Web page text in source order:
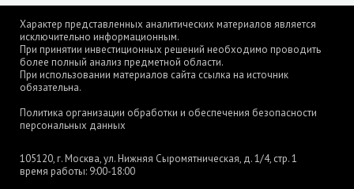
Характер представленных аналитических материалов является
исключительно информационным.
При принятии инвестиционных решений необходимо проводить
более полный анализ предметной области.
При использовании материалов сайта ссылка на источник
обязательна.
Политика организации обработки и обеспечения безопасности
персональных данных
105120, г. Москва, ул. Нижняя Сыромятническая, д. 1/4, стр. 1
время работы: 9:00-18:00